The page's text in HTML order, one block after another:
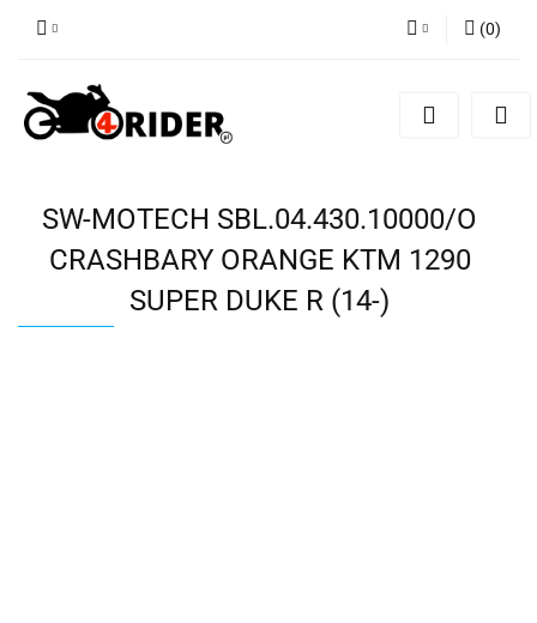
Zarejestruj się
(0)
SW-MOTECH SBL.04.430.10000/O
CRASHBARY ORANGE KTM 1290
SUPER DUKE R (14-)